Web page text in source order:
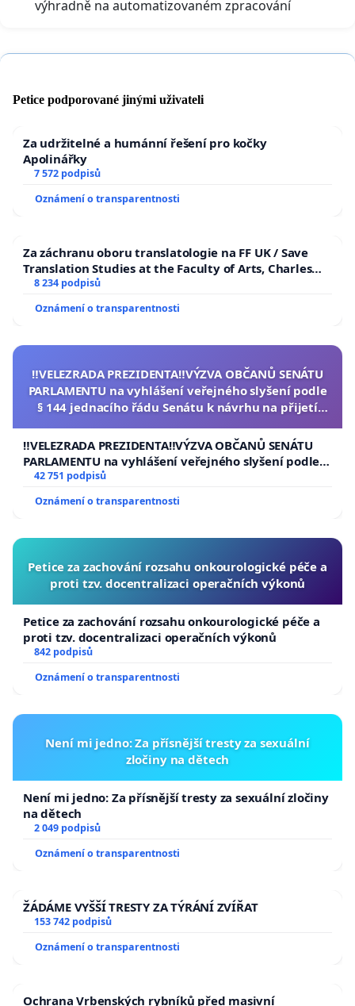
výhradně na automatizovaném zpracování
Petice podporované jinými uživateli
Za udržitelné a humánní řešení pro kočky
Apolinářky
7 572 podpisů
Oznámení o transparentnosti
Za záchranu oboru translatologie na FF UK / Save
Translation Studies at the Faculty of Arts, Charles
University
8 234 podpisů
Oznámení o transparentnosti
‼️VELEZRADA PREZIDENTA‼️VÝZVA OBČANŮ SENÁTU
PARLAMENTU na vyhlášení veřejného slyšení podle
§ 144 jednacího řádu Senátu k návrhu na přijetí
republiky
‼️VELEZRADA PREZIDENTA‼️VÝZVA OBČANŮ SENÁTU
PARLAMENTU na vyhlášení veřejného slyšení podle §
144 jednacího řádu Senátu k návrhu na přijetí
republiky
42 751 podpisů
Oznámení o transparentnosti
Petice za zachování rozsahu onkourologické péče a
proti tzv. docentralizaci operačních výkonů
Petice za zachování rozsahu onkourologické péče a
proti tzv. docentralizaci operačních výkonů
842 podpisů
Oznámení o transparentnosti
Není mi jedno: Za přísnější tresty za sexuální
zločiny na dětech
Není mi jedno: Za přísnější tresty za sexuální zločiny
na dětech
2 049 podpisů
Oznámení o transparentnosti
ŽÁDÁME VYŠŠÍ TRESTY ZA TÝRÁNÍ ZVÍŘAT
153 742 podpisů
Oznámení o transparentnosti
Ochrana Vrbenských rybníků před masivní